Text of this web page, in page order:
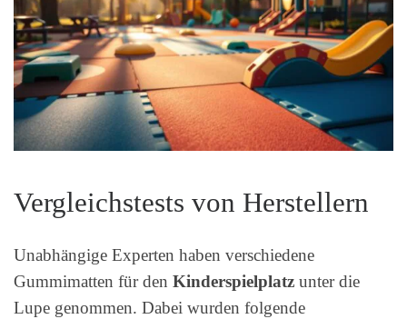
Vergleichstests von Herstellern
Unabhängige Experten haben verschiedene
Gummimatten für den Kinderspielplatz unter die
Lupe genommen. Dabei wurden folgende